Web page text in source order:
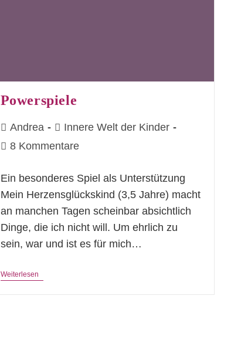
Powerspiele
Beitrags-
Andrea
Beitrags-
Innere Welt der Kinder
Beitrags-
8 Kommentare
Ein besonderes Spiel als Unterstützung
Mein Herzensglückskind (3,5 Jahre) macht
an manchen Tagen scheinbar absichtlich
Dinge, die ich nicht will. Um ehrlich zu
sein, war und ist es für mich…
WeiterlesenPowerspiele